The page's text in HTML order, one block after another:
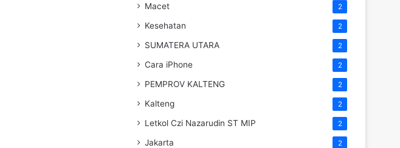
Macet 2
Kesehatan 2
SUMATERA UTARA 2
Cara iPhone 2
PEMPROV KALTENG 2
Kalteng 2
Letkol Czi Nazarudin ST MIP 2
Jakarta 2